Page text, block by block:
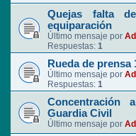
Quejas falta
equiparación
Último mensaje por
Respuestas: 1
Rueda de prensa
Último mensaje por
Respuestas: 1
Concentración
Guardia Civil
Último mensaje por